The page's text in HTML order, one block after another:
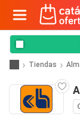
Tiendas